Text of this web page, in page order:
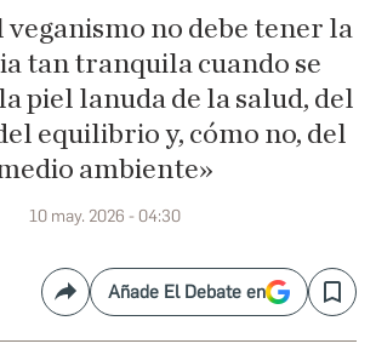
veganismo no debe tener la
tan tranquila cuando se
piel lanuda de la salud, del
equilibrio y, cómo no, del
ambiente»
10 may. 2026 - 04:30
CompartirAñade El Debate en Save